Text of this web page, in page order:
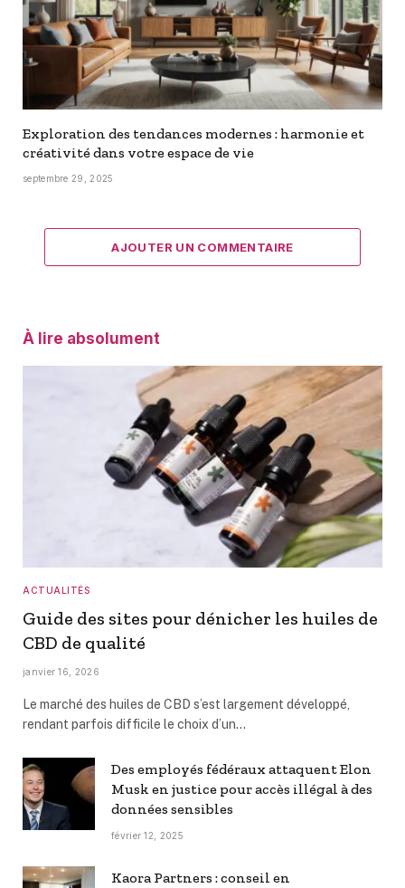
Exploration des tendances modernes : harmonie et
créativité dans votre espace de vie
septembre 29, 2025
AJOUTER UN COMMENTAIRE
À lire absolument
ACTUALITÉS
Guide des sites pour dénicher les huiles de
CBD de qualité
janvier 16, 2026
Le marché des huiles de CBD s’est largement développé,
rendant parfois difficile le choix d’un…
Des employés fédéraux attaquent Elon
Musk en justice pour accès illégal à des
données sensibles
février 12, 2025
Kaora Partners : conseil en